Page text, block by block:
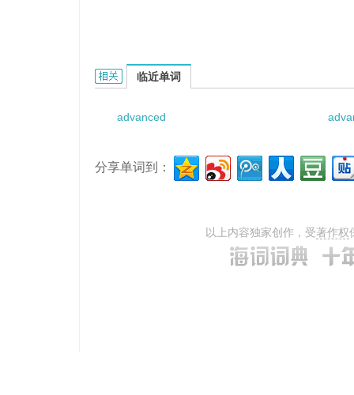
advanced excavation的相关资料：
临近单词
advanced
分享单词到：
以上内容独家创作，受著作权